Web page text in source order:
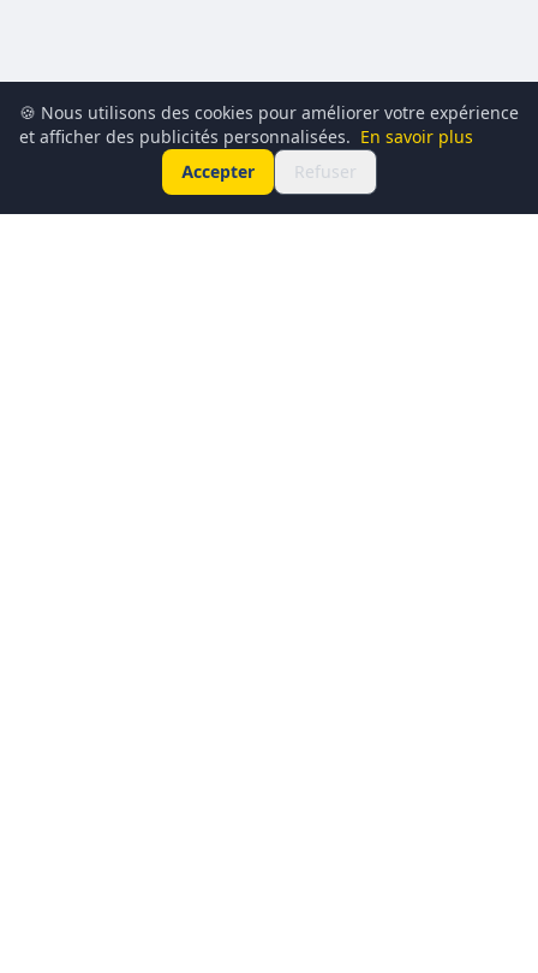
🍪 Nous utilisons des cookies pour améliorer votre expérience
et afficher des publicités personnalisées. En savoir plus
Accepter
Refuser